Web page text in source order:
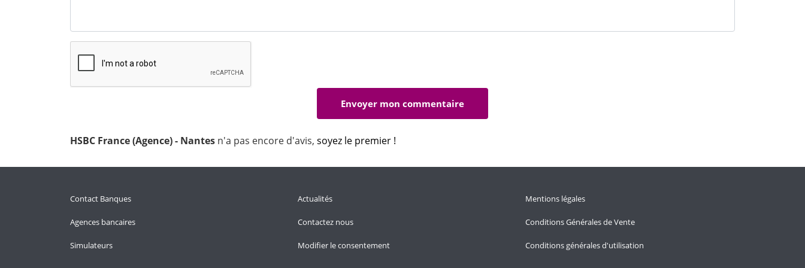
HSBC France (Agence) - Nantes n'a pas encore d'avis, soyez le premier !
Contact Banques
Agences bancaires
Simulateurs
Actualités
Contactez nous
Modifier le consentement
Mentions légales
Conditions Générales de Vente
Conditions générales d'utilisation